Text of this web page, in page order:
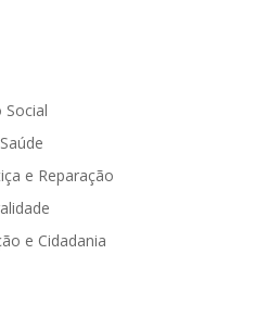
Social
e Reparação
e Cidadania